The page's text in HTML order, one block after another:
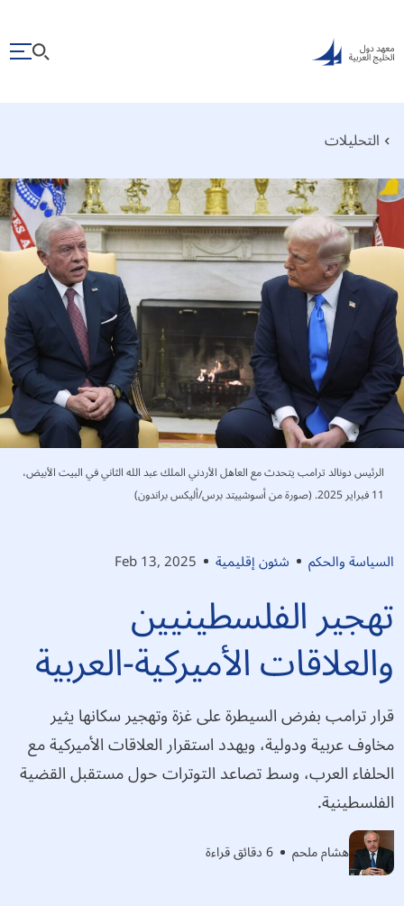
التحليلات
السياسة والحكم شئون إقليمية Feb 13, 2025
تهجير الفلسطينيين
والعلاقات الأميركية-العربية
قرار ترامب بفرض السيطرة على غزة وتهجير سكانها يثير
مخاوف عربية ودولية، ويهدد استقرار العلاقات الأميركية مع
الحلفاء العرب، وسط تصاعد التوترات حول مستقبل القضية
الفلسطينية.
هشام ملحم 6 دقائق قراءة
الرئيس دونالد ترامب يتحدث مع العاهل الأردني الملك عبد الله الثاني في البيت الأبيض،
11 فبراير 2025. (صورة من أسوشييتد برس/أليكس براندون)